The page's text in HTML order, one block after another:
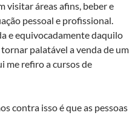
visitar áreas afins, beber e
pessoal e profissional.
e equivocadamente daquilo
palatável a venda de um
me refiro a cursos de
contra isso é que as pessoas